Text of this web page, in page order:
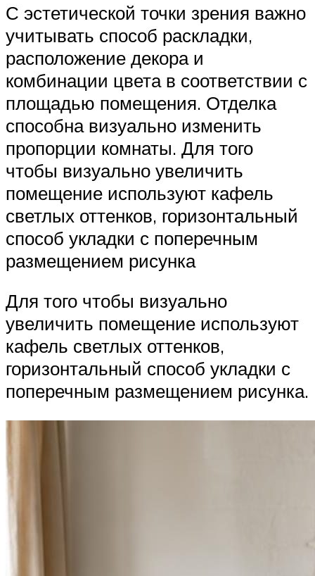
С эстетической точки зрения важно
учитывать способ раскладки,
расположение декора и
комбинации цвета в соответствии с
площадью помещения. Отделка
способна визуально изменить
пропорции комнаты. Для того
чтобы визуально увеличить
помещение используют кафель
светлых оттенков, горизонтальный
способ укладки с поперечным
размещением рисунка
Для того чтобы визуально
увеличить помещение используют
кафель светлых оттенков,
горизонтальный способ укладки с
поперечным размещением рисунка.